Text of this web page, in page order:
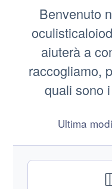
Benvenuto
aiuterà a
raccogliamo,
quali sono
Ultima